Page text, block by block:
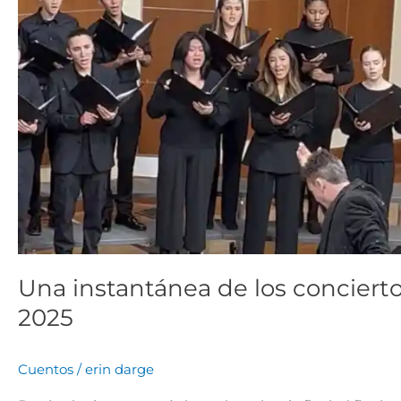
Una instantánea de los
2025
Cuentos /erin darge